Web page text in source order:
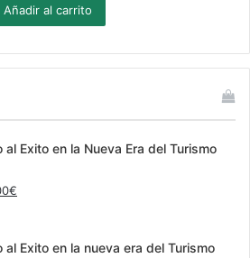
Añadir al carrito
al Exito en la Nueva Era del Turismo
€
es:
al Exito en la nueva era del Turismo